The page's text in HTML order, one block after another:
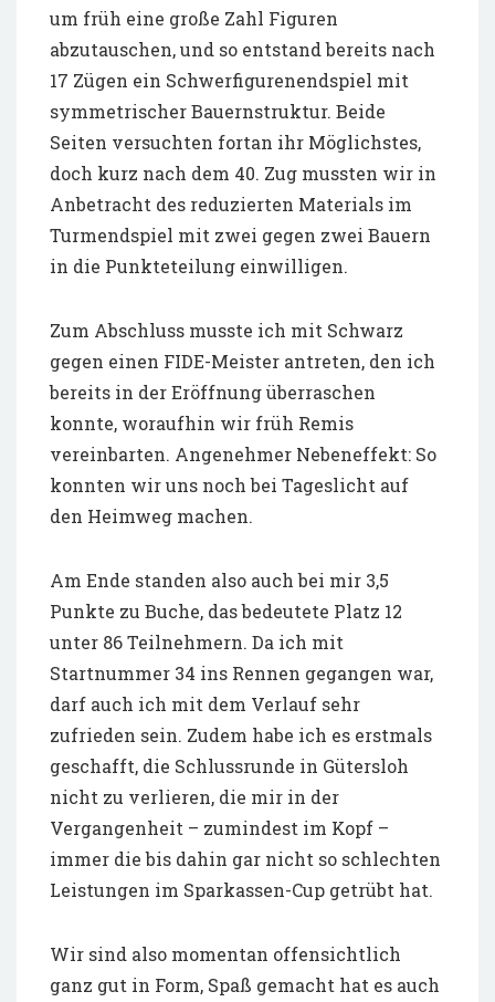
um früh eine große Zahl Figuren
abzutauschen, und so entstand bereits nach
17 Zügen ein Schwerfigurenendspiel mit
symmetrischer Bauernstruktur. Beide
Seiten versuchten fortan ihr Möglichstes,
doch kurz nach dem 40. Zug mussten wir in
Anbetracht des reduzierten Materials im
Turmendspiel mit zwei gegen zwei Bauern
in die Punkteteilung einwilligen.
Zum Abschluss musste ich mit Schwarz
gegen einen FIDE-Meister antreten, den ich
bereits in der Eröffnung überraschen
konnte, woraufhin wir früh Remis
vereinbarten. Angenehmer Nebeneffekt: So
konnten wir uns noch bei Tageslicht auf
den Heimweg machen.
Am Ende standen also auch bei mir 3,5
Punkte zu Buche, das bedeutete Platz 12
unter 86 Teilnehmern. Da ich mit
Startnummer 34 ins Rennen gegangen war,
darf auch ich mit dem Verlauf sehr
zufrieden sein. Zudem habe ich es erstmals
geschafft, die Schlussrunde in Gütersloh
nicht zu verlieren, die mir in der
Vergangenheit – zumindest im Kopf –
immer die bis dahin gar nicht so schlechten
Leistungen im Sparkassen-Cup getrübt hat.
Wir sind also momentan offensichtlich
ganz gut in Form, Spaß gemacht hat es auch